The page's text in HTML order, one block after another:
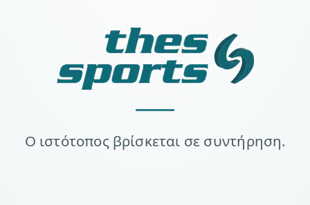
Ο ιστότοπος βρίσκεται σε συντήρηση.